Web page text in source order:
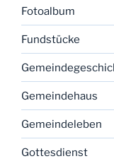
Fotoalbum
Fundstücke
Gemeindehaus
Gemeindeleben
Gottesdienst